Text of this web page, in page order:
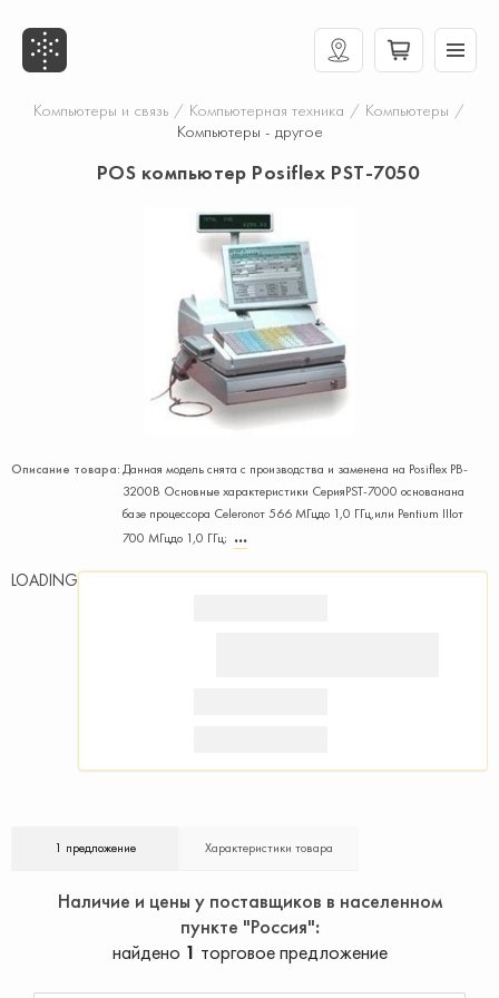
Компьютеры и связь / Компьютерная техника / Компьютеры /
Компьютеры - другое
POS компьютер Posiflex PST-7050
Описание товара:Данная модель снята с производства и заменена на Posiflex PB-
3200B Основные характеристики СерияPST-7000 основанана
базе процессора Celeronот 566 МГцдо 1,0 ГГц,или Pentium IIIот
700 МГцдо 1,0 ГГц;
LOADING
1 предложение Характеристики товара
Наличие и цены у поставщиков в населенном
пункте "Россия"
найдено 1 торговое предложение